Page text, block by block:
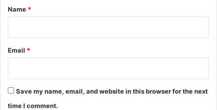
*
Name *
Email *
Save my name, email, and website in this browser for the next
time I comment.